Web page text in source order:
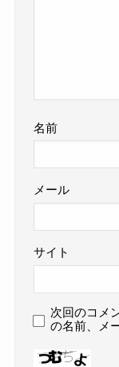
名前
メール
サイト
次回のコメ
の名前、メ